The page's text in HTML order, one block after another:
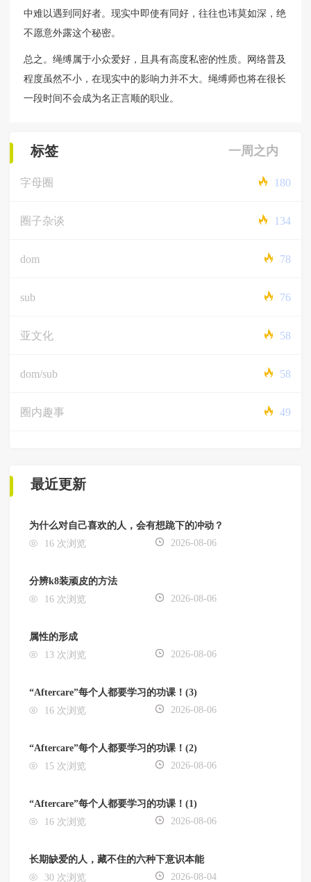
中难以遇到同好者。现实中即使有同好，往往也讳莫如深，绝
不愿意外露这个秘密。
总之。绳缚属于小众爱好，且具有高度私密的性质。网络普及
程度虽然不小，在现实中的影响力并不大。绳缚师也将在很长
一段时间不会成为名正言顺的职业。
标签 一周之内
字母圈 180
圈子杂谈 134
dom 78
sub 76
亚文化 58
dom/sub 58
圈内趣事 49
最近更新
为什么对自己喜欢的人，会有想跪下的冲动？
16 次浏览
2026-08-06
分辨k8装顽皮的方法
16 次浏览
2026-08-06
属性的形成
13 次浏览
2026-08-06
“Aftercare”每个人都要学习的功课！(3)
16 次浏览
2026-08-06
“Aftercare”每个人都要学习的功课！(2)
15 次浏览
2026-08-06
“Aftercare”每个人都要学习的功课！(1)
16 次浏览
2026-08-06
长期缺爱的人，藏不住的六种下意识本能
30 次浏览
2026-08-04